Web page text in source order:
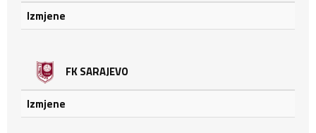
Izmjene
FK SARAJEVO
Izmjene